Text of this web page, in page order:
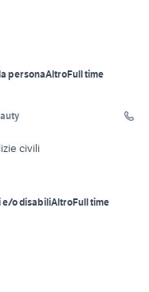
personaAltroFull time
civili
e/o disabiliAltroFull time